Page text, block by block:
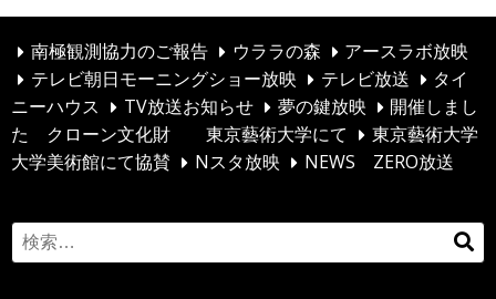
ナ
ビ
ゲ
ー
シ
ン
南極観測協力のご報告 ウララの森
アースラボ放映
テレビ朝日モーニングショー放映
テレビ放送
タイ
ニーハウス
TV放送お知らせ 夢の鍵放映
開催しまし
た クローン文化財 東京藝術大学にて
東京藝術大学
大学美術館にて協賛
Nスタ放映 NEWS ZERO放送
S
e
検